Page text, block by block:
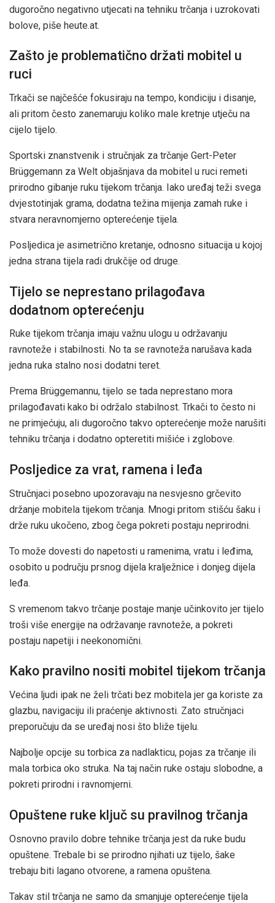
dugoročno negativno utjecati na tehniku trčanja i uzrokovati
bolove, piše heute.at.
Zašto je problematično držati mobitel u
ruci
Trkači se najčešće fokusiraju na tempo, kondiciju i disanje,
ali pritom često zanemaruju koliko male kretnje utječu na
cijelo tijelo.
Sportski znanstvenik i stručnjak za trčanje Gert-Peter
Brüggemann za Welt objašnjava da mobitel u ruci remeti
prirodno gibanje ruku tijekom trčanja. Iako uređaj teži svega
dvjestotinjak grama, dodatna težina mijenja zamah ruke i
stvara neravnomjerno opterećenje tijela.
Posljedica je asimetrično kretanje, odnosno situacija u kojoj
jedna strana tijela radi drukčije od druge.
Tijelo se neprestano prilagođava
dodatnom opterećenju
Ruke tijekom trčanja imaju važnu ulogu u održavanju
ravnoteže i stabilnosti. No ta se ravnoteža narušava kada
jedna ruka stalno nosi dodatni teret.
Prema Brüggemannu, tijelo se tada neprestano mora
prilagođavati kako bi održalo stabilnost. Trkači to često ni
ne primjećuju, ali dugoročno takvo opterećenje može narušiti
tehniku trčanja i dodatno opteretiti mišiće i zglobove.
Posljedice za vrat, ramena i leđa
Stručnjaci posebno upozoravaju na nesvjesno grčevito
držanje mobitela tijekom trčanja. Mnogi pritom stišću šaku i
drže ruku ukočeno, zbog čega pokreti postaju neprirodni.
To može dovesti do napetosti u ramenima, vratu i leđima,
osobito u području prsnog dijela kralježnice i donjeg dijela
leđa.
S vremenom takvo trčanje postaje manje učinkovito jer tijelo
troši više energije na održavanje ravnoteže, a pokreti
postaju napetiji i neekonomični.
Kako pravilno nositi mobitel tijekom trčanja
Većina ljudi ipak ne želi trčati bez mobitela jer ga koriste za
glazbu, navigaciju ili praćenje aktivnosti. Zato stručnjaci
preporučuju da se uređaj nosi što bliže tijelu.
Najbolje opcije su torbica za nadlakticu, pojas za trčanje ili
mala torbica oko struka. Na taj način ruke ostaju slobodne, a
pokreti prirodni i ravnomjerni.
Opuštene ruke ključ su pravilnog trčanja
Osnovno pravilo dobre tehnike trčanja jest da ruke budu
opuštene. Trebale bi se prirodno njihati uz tijelo, šake
trebaju biti lagano otvorene, a ramena opuštena.
Takav stil trčanja ne samo da smanjuje opterećenje tijela